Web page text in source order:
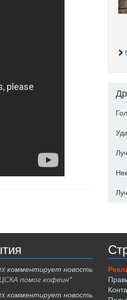
комментирует новость
помог кофеин"
комментирует новость